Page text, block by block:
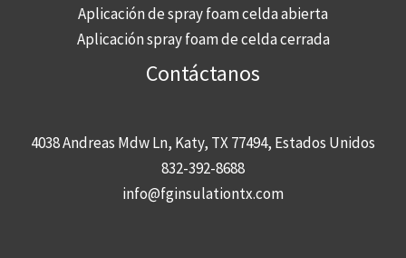
Aplicación de spray foam celda abierta
Aplicación spray foam de celda cerrada
Contáctanos
4038 Andreas Mdw Ln, Katy, TX 77494, Estados Unidos
832-392-8688
info@fginsulationtx.com